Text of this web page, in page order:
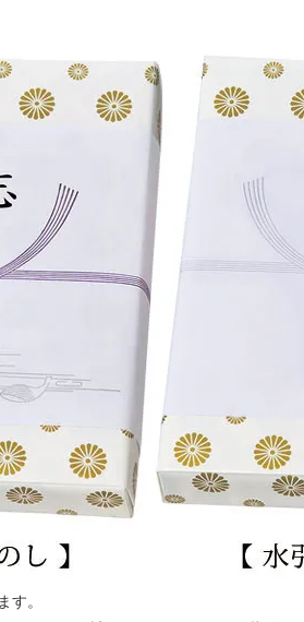
・上記業務内容に於ける営業
・他の事業者等から個人情報
て委託された場合等において
つ円滑な遂行のため。
・従業者の雇用管理のため。
・当社の採用選考のため。
（4）個人情報の提供及び委託
お客様の個人情報については
除き、第三者に提供すること
1.お客様の同意をいただいた
2.お客様または公衆の生命、
保護するために必要な場合で
いただくことが困難な場合。
3.その他法令にもとずく場合。
また、当社は配送業者などの
個人情報を利用目的の達成に
場合があります。当社は委託
安全管理を徹底するよう適切
（5）開示及び提供
当社は、個人情報の利用目的
社（配送業者等）に対し、厳
えで個人情報を開示及び提供
社及び協力会社は、お客様か
務委託先が当社より開示及び
に開示したり販売・貸与する
す。